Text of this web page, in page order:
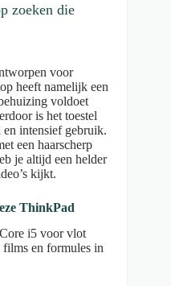
zoeken die
voor
heeft namelijk een
voldoet
is het toestel
en intensief gebruik.
een haarscherp
je altijd een helder
kijkt.
ThinkPad
i5 voor vlot
films en formules in